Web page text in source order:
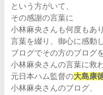
という方がいて、
その感謝の言葉に
小林麻央さんも何度もあ
言葉を綴り、御心に感動
ブログでその方のブログ
小林麻央さんの言葉に救
元日本ハム監督の大島康
小林麻央さんのブログ、